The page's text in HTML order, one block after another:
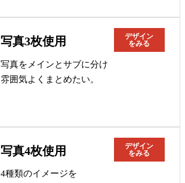
写真3枚使用
デザイン
をみる
写真をメインとサブに分け
雰囲気よくまとめたい。
写真4枚使用
デザイン
をみる
4種類のイメージを